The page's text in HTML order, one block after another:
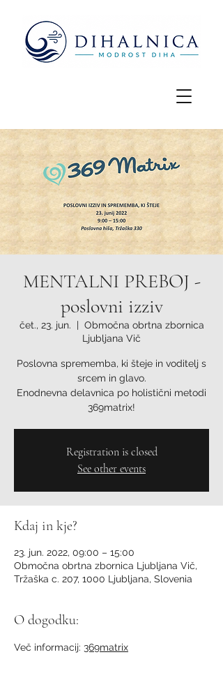
MENTALNI PREBOJ -
poslovni izziv
čet., 23. jun.
  |
Območna obrtna zbornica
Ljubljana Vič
Poslovna sprememba, ki šteje in voditelj s
srcem in glavo.
Enodnevna delavnica po holistični metodi
369matrix!
Registration is closed
See other events
Kdaj in kje?
23. jun. 2022, 09:00 – 15:00
Območna obrtna zbornica Ljubljana Vič,
Tržaška c. 207, 1000 Ljubljana, Slovenia
O dogodku:
Več informacij: 369matrix